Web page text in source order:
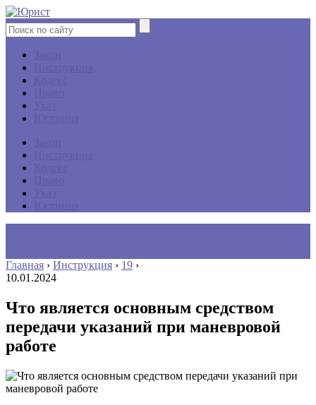
Главная › Инструкция › 19 ›
10.01.2024
Что является основным средством
передачи указаний при маневровой
работе